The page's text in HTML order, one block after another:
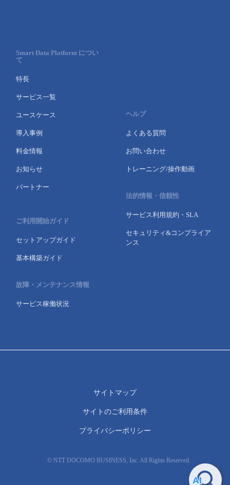
- vUTM2
Smart Data Platform につい
て
特長
サービス一覧
ユースケース
導入事例
料金情報
お知らせ
パートナー
ご利用開始ガイド
セットアップガイド
基本構築ガイド
故障・メンテナンス情報
サービス稼働状況
ヘルプ
よくある質問
お問い合わせ
トレーニング/操作動画
法的情報・信頼性
サービス利用規約・SLA
セキュリティ&コンプライア
ンス
© NTT DOCOMO BUSINESS, Inc. All Rights Reserved.
サイトマップ
サイトのご利用条件
プライバシーポリシー